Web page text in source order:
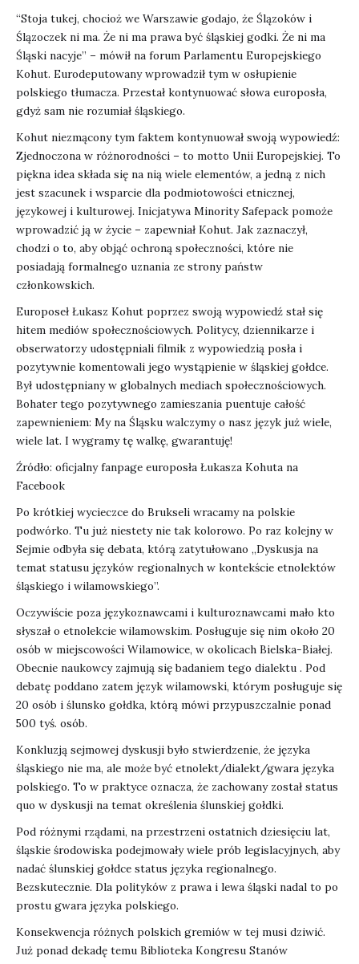
“Stoja tukej, chocioż we Warszawie godajo, że Ślązoków i
Ślązoczek ni ma. Że ni ma prawa być śląskiej godki. Że ni ma
Śląski nacyje” – mówił na forum Parlamentu Europejskiego
Kohut. Eurodeputowany wprowadził tym w osłupienie
polskiego tłumacza. Przestał kontynuować słowa europosła,
gdyż sam nie rozumiał śląskiego.
Kohut niezmącony tym faktem kontynuował swoją wypowiedź:
Zjednoczona w różnorodności – to motto Unii Europejskiej. To
piękna idea składa się na nią wiele elementów, a jedną z nich
jest szacunek i wsparcie dla podmiotowości etnicznej,
językowej i kulturowej. Inicjatywa Minority Safepack pomoże
wprowadzić ją w życie – zapewniał Kohut. Jak zaznaczył,
chodzi o to, aby objąć ochroną społeczności, które nie
posiadają formalnego uznania ze strony państw
członkowskich.
Europoseł Łukasz Kohut poprzez swoją wypowiedź stał się
hitem mediów społecznościowych. Politycy, dziennikarze i
obserwatorzy udostępniali filmik z wypowiedzią posła i
pozytywnie komentowali jego wystąpienie w śląskiej gołdce.
Był udostępniany w globalnych mediach społecznościowych.
Bohater tego pozytywnego zamieszania puentuje całość
zapewnieniem: My na Śląsku walczymy o nasz język już wiele,
wiele lat. I wygramy tę walkę, gwarantuję!
Źródło: oficjalny fanpage europosła Łukasza Kohuta na
Facebook
Po krótkiej wycieczce do Brukseli wracamy na polskie
podwórko. Tu już niestety nie tak kolorowo. Po raz kolejny w
Sejmie odbyła się debata, którą zatytułowano „Dyskusja na
temat statusu języków regionalnych w kontekście etnolektów
śląskiego i wilamowskiego”.
Oczywiście poza językoznawcami i kulturoznawcami mało kto
słyszał o etnolekcie wilamowskim. Posługuje się nim około 20
osób w miejscowości Wilamowice, w okolicach Bielska-Białej.
Obecnie naukowcy zajmują się badaniem tego dialektu . Pod
debatę poddano zatem język wilamowski, którym posługuje się
20 osób i ślunsko gołdka, którą mówi przypuszczalnie ponad
500 tyś. osób.
Konkluzją sejmowej dyskusji było stwierdzenie, że języka
śląskiego nie ma, ale może być etnolekt/dialekt/gwara języka
polskiego. To w praktyce oznacza, że zachowany został status
quo w dyskusji na temat określenia ślunskiej gołdki.
Pod różnymi rządami, na przestrzeni ostatnich dziesięciu lat,
śląskie środowiska podejmowały wiele prób legislacyjnych, aby
nadać ślunskiej gołdce status języka regionalnego.
Bezskutecznie. Dla polityków z prawa i lewa śląski nadal to po
prostu gwara języka polskiego.
Konsekwencja różnych polskich gremiów w tej musi dziwić.
Już ponad dekadę temu Biblioteka Kongresu Stanów